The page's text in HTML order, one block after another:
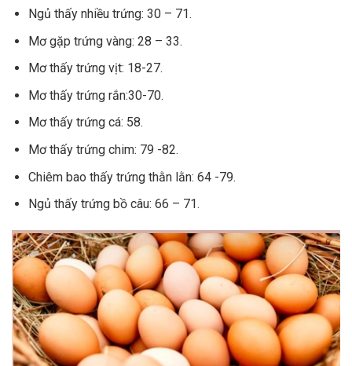
Ngủ thấy nhiều trứng: 30 – 71.
Mơ gặp trứng vàng: 28 – 33.
Mơ thấy trứng vịt: 18-27.
Mơ thấy trứng rắn:30-70.
Mơ thấy trứng cá: 58.
Mơ thấy trứng chim: 79 -82.
Chiêm bao thấy trứng thằn lằn: 64 -79.
Ngủ thấy trứng bồ câu: 66 – 71.